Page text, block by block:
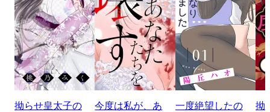
拗らせ皇太子の
今度は私が、あ
一度絶望したの
拗